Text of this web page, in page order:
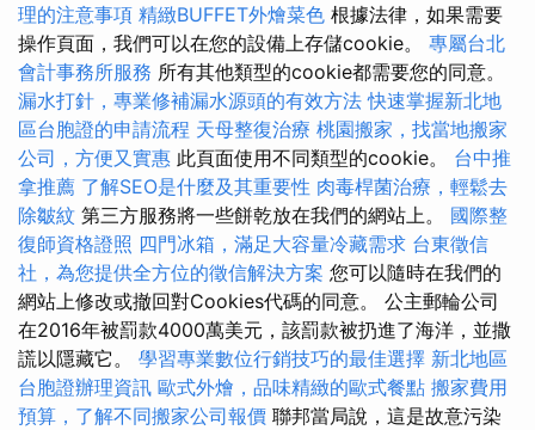
理的注意事項 精緻BUFFET外燴菜色 根據法律，如果需要
操作頁面，我們可以在您的設備上存儲cookie。 專屬台北
會計事務所服務 所有其他類型的cookie都需要您的同意。
漏水打針，專業修補漏水源頭的有效方法 快速掌握新北地
區台胞證的申請流程 天母整復治療 桃園搬家，找當地搬家
公司，方便又實惠 此頁面使用不同類型的cookie。 台中推
拿推薦 了解SEO是什麼及其重要性 肉毒桿菌治療，輕鬆去
除皺紋 第三方服務將一些餅乾放在我們的網站上。 國際整
復師資格證照 四門冰箱，滿足大容量冷藏需求 台東徵信
社，為您提供全方位的徵信解決方案 您可以隨時在我們的
網站上修改或撤回對Cookies代碼的同意。 公主郵輪公司
在2016年被罰款4000萬美元，該罰款被扔進了海洋，並撒
謊以隱藏它。 學習專業數位行銷技巧的最佳選擇 新北地區
台胞證辦理資訊 歐式外燴，品味精緻的歐式餐點 搬家費用
預算，了解不同搬家公司報價 聯邦當局說，這是故意污染